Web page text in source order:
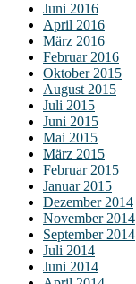
Juni 2016
April 2016
März 2016
Februar 2016
Oktober 2015
August 2015
Juli 2015
Juni 2015
Mai 2015
März 2015
Februar 2015
Januar 2015
Dezember 2014
November 2014
September 2014
Juli 2014
Juni 2014